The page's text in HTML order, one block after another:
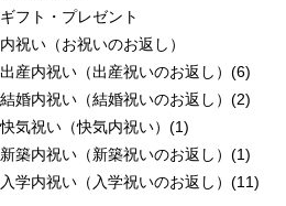
ギフト・プレゼント
内祝い（お祝いのお返し）
出産内祝い（出産祝いのお返し）(6)
結婚内祝い（結婚祝いのお返し）(2)
快気祝い（快気内祝い）(1)
新築内祝い（新築祝いのお返し）(1)
入学内祝い（入学祝いのお返し）(11)